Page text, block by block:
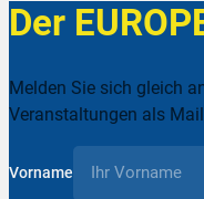
Der
Melden Sie sich gleich
Veranstaltungen als Mail
Vorname